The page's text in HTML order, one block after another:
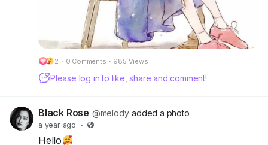
ဘယ်လောက်ပင်
ပညာတတ်နေပါစေ
ဘယ်လောက်ပင်
ချမ်းသာနေပါစေ
လူလူချင်းအတူတူ
ဒီလိုအဆင့်အတန်း
လူတွေကို
လောကကြီးကလည်း
2 · 0 Comments · 985 Views
Please log in to like, share and comment!
Black Rose @melody added a photo
a year ago ·
Hello